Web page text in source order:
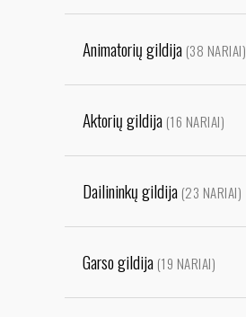
Animatorių gildija (38 NARIAI)
Aktorių gildija (16 NARIAI)
Dailininkų gildija (23 NARIAI)
Garso gildija (19 NARIAI)